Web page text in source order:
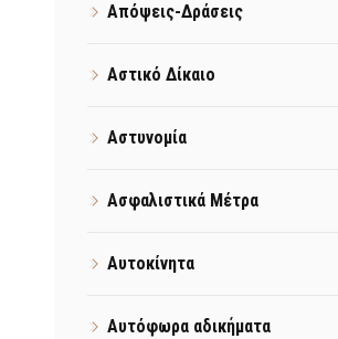
Απόψεις-Δράσεις
Αστικό Δίκαιο
Αστυνομία
Ασφαλιστικά Μέτρα
Αυτοκίνητα
Αυτόφωρα αδικήματα